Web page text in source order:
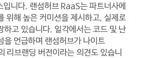
입니다. 랜섬허브 RaaS는 파트너사에
위해 높은 커미션을 제시하고, 실제로
하고 있습니다. 일각에서는 코드 및 난
을 언급하며 랜섬허브가 나이트
브랜딩 버전이라는 의견도 있습니